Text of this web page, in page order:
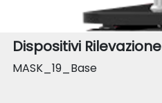
Dispositivi Rilevazione
MASK_19_Base